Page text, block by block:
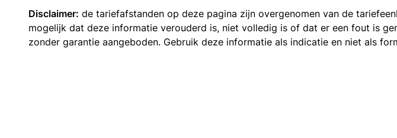
Disclaimer: de tariefafstanden op deze pagina zijn overgenomen van de
mogelijk dat deze informatie verouderd is, niet volledig is of dat er een fout is
zonder garantie aangeboden. Gebruik deze informatie als indicatie en niet als